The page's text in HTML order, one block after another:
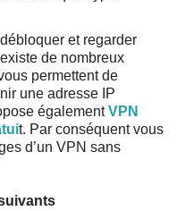
et regarder
de nombreux
permettent de
une adresse IP
égalementVPN
t. Par conséquent vous
d’un VPN sans